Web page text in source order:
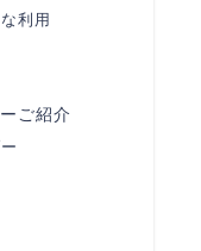
利用
ご紹介